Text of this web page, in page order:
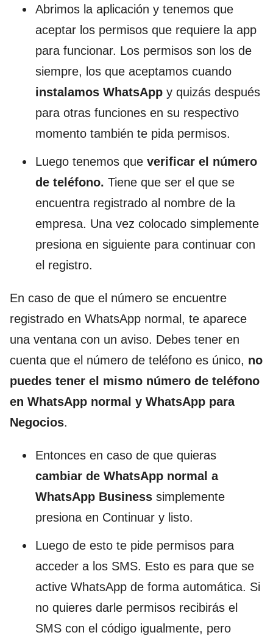
Abrimos la aplicación y tenemos que
aceptar los permisos que requiere la app
para funcionar. Los permisos son los de
siempre, los que aceptamos cuando
instalamos WhatsApp y quizás después
para otras funciones en su respectivo
momento también te pida permisos.
Luego tenemos que verificar el número
de teléfono. Tiene que ser el que se
encuentra registrado al nombre de la
empresa. Una vez colocado simplemente
presiona en siguiente para continuar con
el registro.
En caso de que el número se encuentre
registrado en WhatsApp normal, te aparece
una ventana con un aviso. Debes tener en
cuenta que el número de teléfono es único, no
puedes tener el mismo número de teléfono
en WhatsApp normal y WhatsApp para
Negocios.
Entonces en caso de que quieras
cambiar de WhatsApp normal a
WhatsApp Business simplemente
presiona en Continuar y listo.
Luego de esto te pide permisos para
acceder a los SMS. Esto es para que se
active WhatsApp de forma automática. Si
no quieres darle permisos recibirás el
SMS con el código igualmente, pero